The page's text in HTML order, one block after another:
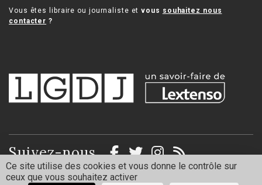
Vous êtes libraire ou journaliste etvous souhaitez nous
contacter ?
Suivez-nous
Ce site utilise des cookies et vous donne le contrôle sur
ceux que vous souhaitez activer